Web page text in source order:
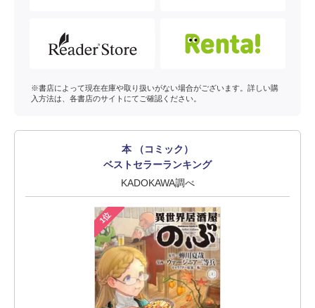
※書店によって現在在庫や取り扱いがない場合がございます。詳しい購
入方法は、各書店のサイトにてご確認ください。
本 （コミック）
ベストセラーランキング
KADOKAWA調べ
1位